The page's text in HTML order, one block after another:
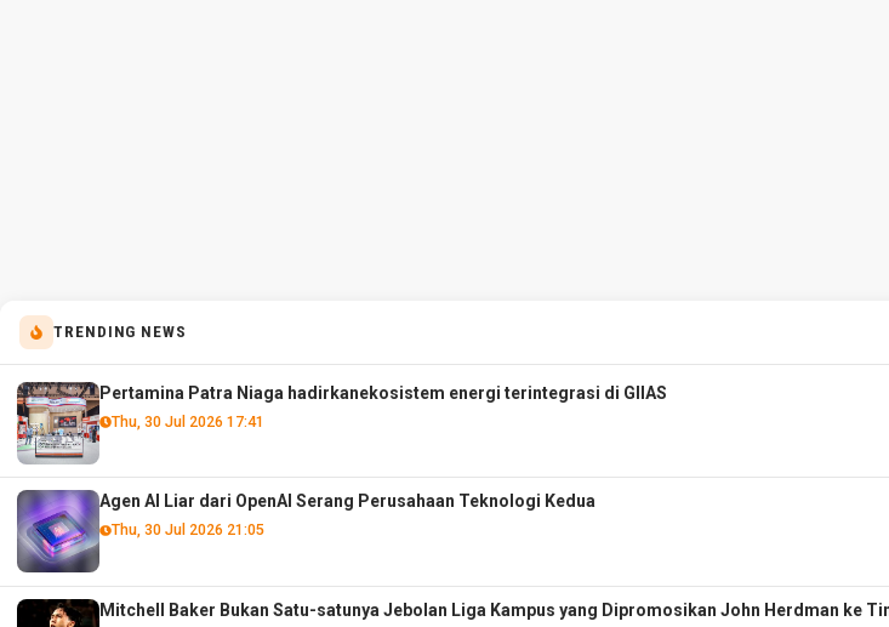
TRENDING NEWS
Pertamina Patra Niaga hadirkanekosistem energi terintegrasi di GIIAS
Thu, 30 Jul 2026 17:41
Agen AI Liar dari OpenAI Serang Perusahaan Teknologi Kedua
Thu, 30 Jul 2026 21:05
Mitchell Baker Bukan Satu-satunya Jebolan Liga Kampus yang Dipromosikan John Herdman ke